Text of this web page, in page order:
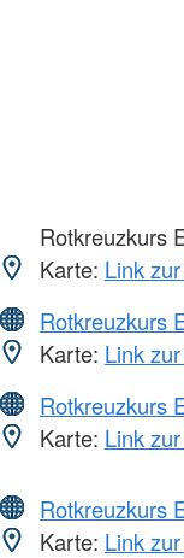
Rotkreuzkurs
Karte: Link
Rotkreuzkurs
Karte: Link
Rotkreuzkurs
Karte: Link
Rotkreuzkurs
Karte: Link